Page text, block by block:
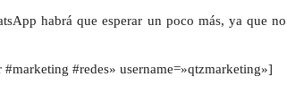
habrá que esperar un poco más, ya que no
#redes» username=»qtzmarketing»]